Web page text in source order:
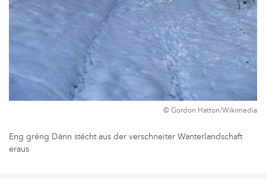
© Gordon Hatton/Wikimedia
Eng gréng Dänn stécht aus der verschneiter Wanterlandschaft
eraus